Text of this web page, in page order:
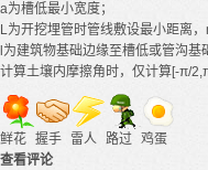
a为槽低最小宽度；
L为开挖埋管时管线敷设最小距离，
l为建筑物基础边缘至槽低或管沟基
计算土壤内摩擦角时，仅计算[-π/
鲜花 握手 雷人 路过 鸡蛋
查看评论